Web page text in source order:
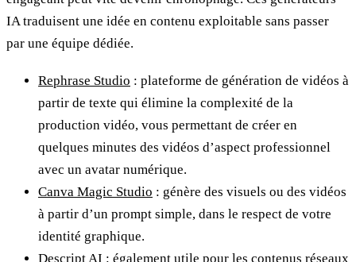
IA traduisent une idée en contenu exploitable sans passer
par une équipe dédiée.
Rephrase Studio : plateforme de génération de vidéos à
partir de texte qui élimine la complexité de la
production vidéo, vous permettant de créer en
quelques minutes des vidéos d’aspect professionnel
avec un avatar numérique.
Canva Magic Studio : génère des visuels ou des vidéos
à partir d’un prompt simple, dans le respect de votre
identité graphique.
Descript AI : également utile pour les contenus réseaux